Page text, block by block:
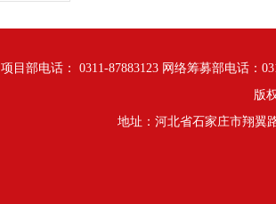
项目部电话： 0311-87883123 网络筹募部电话：
版
地址：河北省石家庄市翔翼